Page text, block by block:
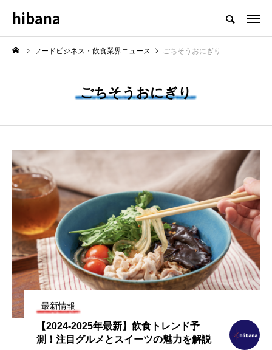
フードビジネス・飲食業界のニュースメディア
NEW POST
最新情報
【hibana編集部注目！】飲食店
経営＆フードビジネス専用の商
品・サービス紹介｜2026年8月版
2026.08.07
飲食マーケティング
【2026年最新】注目の飲食店フ
hibana
フードビジネス・飲食業界ニュース ごちそうおにぎり
ごちそうおにぎり
最新情報
【2024-2025年最新】飲食トレンド予
測！注目グルメとスイーツの魅力を解説